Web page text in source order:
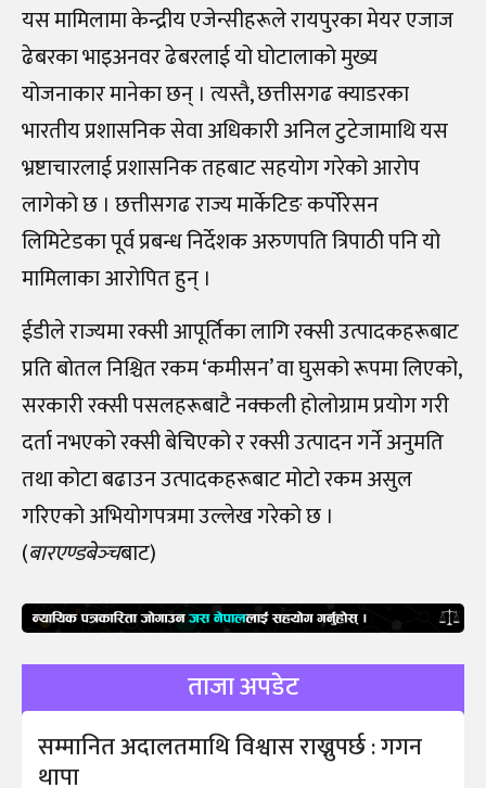
यस मामिलामा केन्द्रीय एजेन्सीहरूले रायपुरका मेयर एजाज
ढेबरका भाइअनवर ढेबरलाई यो घोटालाको मुख्य
योजनाकार मानेका छन्‌ । त्यस्तै, छत्तीसगढ क्याडरका
भारतीय प्रशासनिक सेवा अधिकारी अनिल टुटेजामाथि यस
भ्रष्टाचारलाई प्रशासनिक तहबाट सहयोग गरेको आरोप
लागेको छ । छत्तीसगढ राज्य मार्केटिङ कर्पोरेसन
लिमिटेडका पूर्व प्रबन्ध निर्देशक अरुणपति त्रिपाठी पनि यो
मामिलाका आरोपित हुन्‌ ।
ईडीले राज्यमा रक्सी आपूर्तिका लागि रक्सी उत्पादकहरूबाट
प्रति बोतल निश्चित रकम ‘कमीसन’ वा घुसको रूपमा लिएको,
सरकारी रक्सी पसलहरूबाटै नक्कली होलोग्राम प्रयोग गरी
दर्ता नभएको रक्सी बेचिएको र रक्सी उत्पादन गर्ने अनुमति
तथा कोटा बढाउन उत्पादकहरूबाट मोटो रकम असुल
गरिएको अभियोगपत्रमा उल्लेख गरेको छ ।
(बारएण्डबेञ्‍चबाट)
ताजा अपडेट
सम्मानित अदालतमाथि विश्वास राख्नुपर्छ : गगन
थापा